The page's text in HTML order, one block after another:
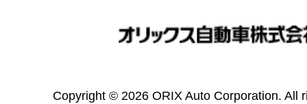
Copyright © 2026 ORIX Auto Corporation. All